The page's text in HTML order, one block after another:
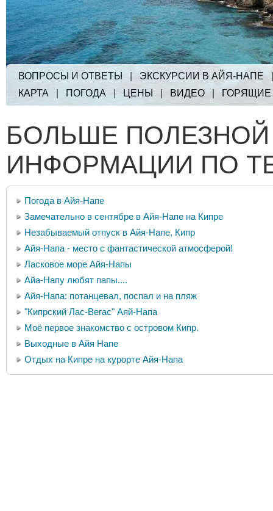
ВОПРОСЫ И ОТВЕТЫ ЭКСКУРСИИ В АЙЯ-НАПЕ
КАРТА
ПОГОДА ЦЕНЫ ВИДЕО ГОРЯЩИЕ
БОЛЬШЕ ПОЛЕЗНОЙ
ИНФОРМАЦИИ ПО
Погода в Айя-Напе
Замечательно в сентябре в Айя-Напе на Кипре
Незабываемый отпуск в Айя-Напе, Кипр
Айя-Напа - место с фантастической атмосферой!
Ласковое море Айя-Напы
Айа-Напу любят папы....
Айя-Напа: потанцевал, поспал и на пляж
"Кипрский Лас-Вегас" Аяй-Напа
Моё первое знакомство с островом Кипр.
Выходные в Айя Напе
Отдых на Кипре на курорте Айя-Напа